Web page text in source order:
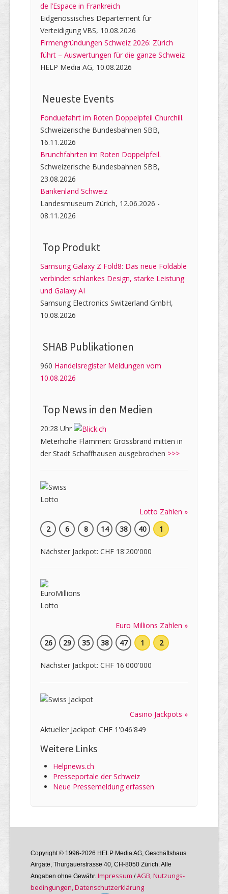
de l’Espace in Frankreich
Eidgenössisches Departement für
Verteidigung VBS, 10.08.2026
Firmengründungen Schweiz 2026: Zürich
führt – Auswertungen für die ganze Schweiz
HELP Media AG, 10.08.2026
Neueste Events
Fonduefahrt im Roten Doppelpfeil Churchill.
Schweizerische Bundesbahnen SBB,
16.11.2026
Brunchfahrten im Roten Doppelpfeil.
Schweizerische Bundesbahnen SBB,
23.08.2026
Bankenland Schweiz
Landesmuseum Zürich, 12.06.2026 -
08.11.2026
Top Produkt
Samsung Galaxy Z Fold8: Das neue Foldable
verbindet schlankes Design, starke Leistung
und Galaxy AI
Samsung Electronics Switzerland GmbH,
10.08.2026
SHAB Publi­kati­onen
960 Handelsregister Meldungen vom
10.08.2026
Top News in den Medien
20:28 Uhr
Meterhohe Flammen: Grossbrand mitten in
der Stadt Schaffhausen ausgebrochen >>>
Lotto Zahlen »
2
6 8 14 38 40 1
Nächster Jackpot: CHF 18'200'000
Euro Millions Zahlen »
26
29 35 38 47 1 2
Nächster Jackpot: CHF 16'000'000
Casino Jackpots »
Aktueller Jackpot: CHF 1'046'849
Weitere Links
Helpnews.ch
Presseportale der Schweiz
Neue Pressemeldung erfassen
Copyright © 1996-2026 HELP Media AG, Geschäftshaus
Airgate, Thurgauer­strasse 40, CH-8050 Zürich. Alle
Angaben ohne Gewähr. Im­pres­sum /AGB, Nutzungs­
bedin­gungen, Daten­schutz­er­klärung